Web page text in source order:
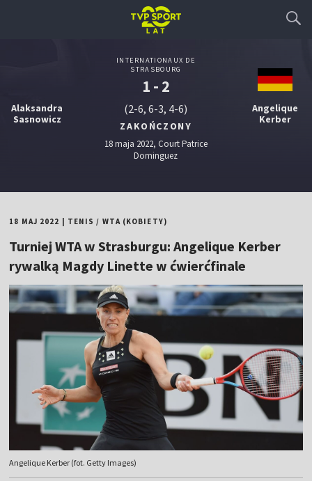
Alaksandra
Sasnowicz
INTERNATIONAUX DE
STRASBOURG
1 - 2
(2-6, 6-3, 4-6)
ZAKOŃCZONY
18 maja 2022, Court Patrice
Dominguez
Angelique
Kerber
18 MAJ 2022 TENIS / WTA (KOBIETY)
Turniej WTA w Strasburgu: Angelique Kerber
rywalką Magdy Linette w ćwierćfinale
Angelique Kerber (fot. Getty Images)